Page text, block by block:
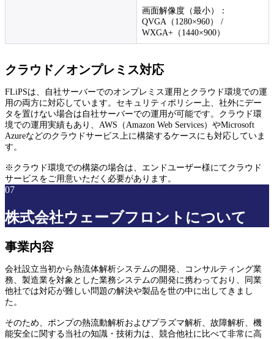
画面解像度（最小）：
QVGA（1280×960） /
WXGA+（1440×900）
クラウド／オンプレミス対応
FLiPSは、自社サーバーでのオンプレミス運用とクラウド環境での運
用の両方に対応しています。セキュリティポリシー上、社外にデー
タを置けない場合は自社サーバーでの運用が可能です。クラウド環
境での運用実績もあり、AWS（Amazon Web Services）やMicrosoft
Azureなどのクラウドサービス上に構築するケースにも対応していま
す。
※クラウド環境での構築の場合は、エンドユーザー様にてクラウド
サービスをご用意いただく必要があります。
07
株式会社ウェーブフロントについて
事業内容
会社設立当初から熱流体解析システムの開発、コンサルティング業
務、製造業を対象とした業務システムの開発に携わっており、同業
他社では対応が難しい問題の解決や製品を世の中に出してきまし
た。
そのため、ポンプの熱流動解析およびプラズマ解析、故障解析、機
能安全に関する当社の知識・技術力は、競合他社に比べて非常に高